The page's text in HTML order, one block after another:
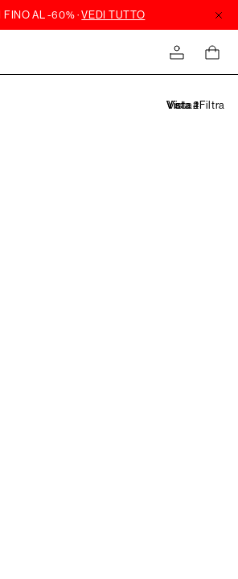
Filtra